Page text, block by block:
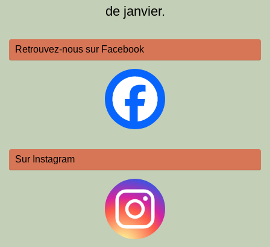
de janvier.
Retrouvez-nous sur Facebook
Sur Instagram